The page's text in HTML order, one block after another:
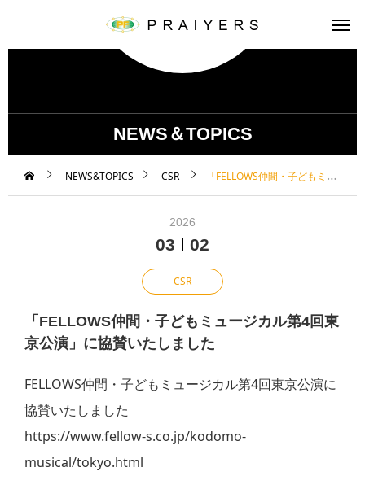
NEWS＆TOPICS
NEWS&TOPICS CSR 「FELLOWS仲間・子どもミュージカル第4回東京公演」に協賛いたしました
2026
03 02
CSR
「FELLOWS仲間・子どもミュージカル第4回東
京公演」に協賛いたしました
FELLOWS仲間・子どもミュージカル第4回東京公演に
協賛いたしました
https://www.fellow-s.co.jp/kodomo-
musical/tokyo.html